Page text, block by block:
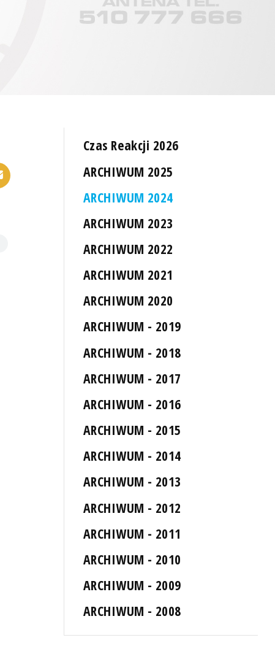
Czas Reakcji 2026
ARCHIWUM 2025
ARCHIWUM 2024
ARCHIWUM 2023
ARCHIWUM 2022
ARCHIWUM 2021
ARCHIWUM 2020
ARCHIWUM - 2019
ARCHIWUM - 2018
ARCHIWUM - 2017
ARCHIWUM - 2016
ARCHIWUM - 2015
ARCHIWUM - 2014
ARCHIWUM - 2013
ARCHIWUM - 2012
ARCHIWUM - 2011
ARCHIWUM - 2010
ARCHIWUM - 2009
ARCHIWUM - 2008